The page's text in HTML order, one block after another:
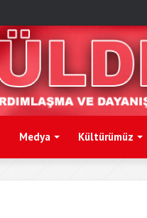
Medya Kültürümüz